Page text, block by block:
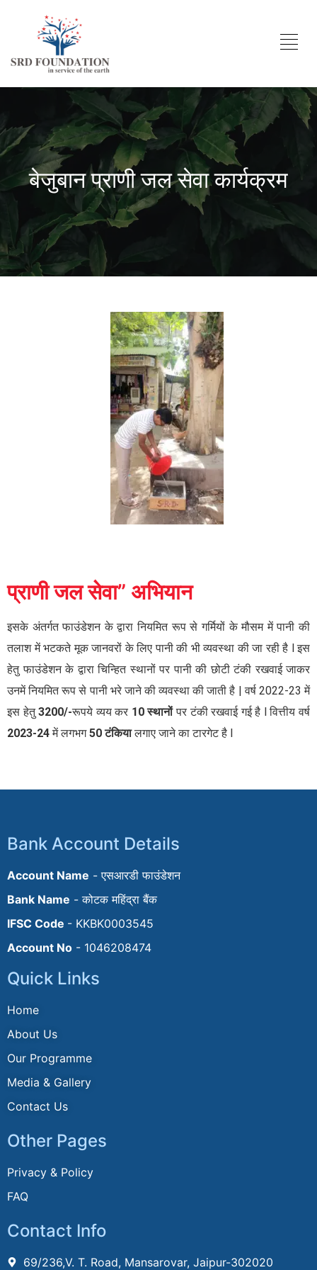
बेजुबान प्राणी जल सेवा कार्यक्रम
प्राणी जल सेवा” अभियान
इसके अंतर्गत फाउंडेशन के द्वारा नियमित रूप से गर्मियों के मौसम में पानी की
तलाश में भटकते मूक जानवरों के लिए पानी की भी व्यवस्था की जा रही है l इस
हेतु फाउंडेशन के द्वारा चिन्हित स्थानों पर पानी की छोटी टंकी रखवाई जाकर
उनमें नियमित रूप से पानी भरे जाने की व्यवस्था की जाती है | वर्ष 2022-23 में
इस हेतु3200/-रूपये व्यय कर 10 स्थानोंपर टंकी रखवाई गई है l वित्तीय वर्ष
2023-24में लगभग50 टंकियालगाए जाने का टारगेट है l
Bank Account Details
Account Name - एसआरडी फाउंडेशन
Bank Name - कोटक महिंद्रा बैंक
IFSC Code - KKBK0003545
Account No - 1046208474
Quick Links
Home
About Us
Our Programme
Media & Gallery
Contact Us
Other Pages
Privacy & Policy
FAQ
Contact Info
69/236,V. T. Road, Mansarovar, Jaipur-302020